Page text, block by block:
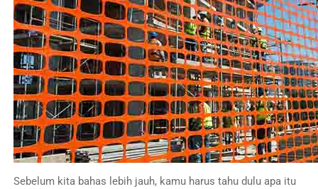
Sebelum kita bahas lebih jauh, kamu harus tahu dulu apa itu